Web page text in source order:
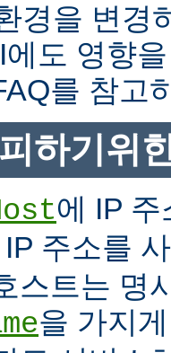
경을 변경
도 영향
를 참고
하기위
에 IP
IP 주소를
스트는 명
을 가지